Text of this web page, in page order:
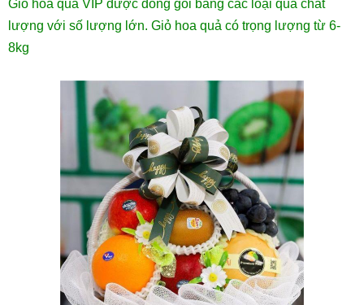
Giỏ hoa quả VIP được đóng gói bằng các loại quả chất
lượng với số lượng lớn. Giỏ hoa quả có trọng lượng từ 6-
8kg